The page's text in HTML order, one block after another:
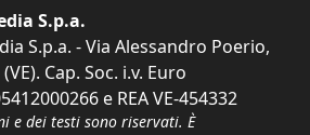
S.p.a.
S.p.a. - Via Alessandro Poerio,
Cap. Soc. i.v. Euro
e REA VE-454332
e dei testi sono riservati. È